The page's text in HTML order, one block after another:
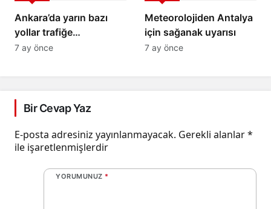
Ankara’da yarın bazı
yollar trafiğe
kapatılacak
7 ay önce
Meteorolojiden Antalya
için sağanak uyarısı
7 ay önce
Bir Cevap Yaz
E-posta adresiniz yayınlanmayacak. Gerekli alanlar*
ile işaretlenmişlerdir
YORUMUNUZ *